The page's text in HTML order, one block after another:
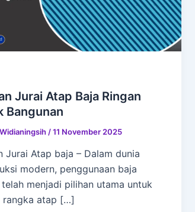
Jurai Atap Baja Ringan
Bangunan
/11 November 2025
Jurai Atap baja – Dalam dunia
modern, penggunaan baja
menjadi pilihan utama untuk
rangka atap […]